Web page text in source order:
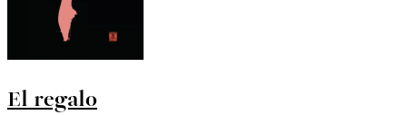
El regalo